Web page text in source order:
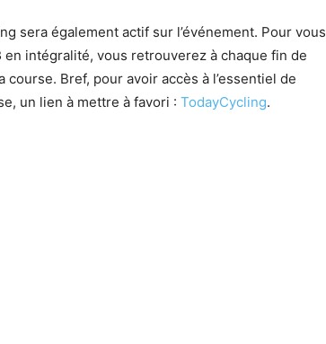
sera également actif sur l’événement. Pour vous
en intégralité, vous retrouverez à chaque fin de
course. Bref, pour avoir accès à l’essentiel de
un lien à mettre à favori : TodayCycling.